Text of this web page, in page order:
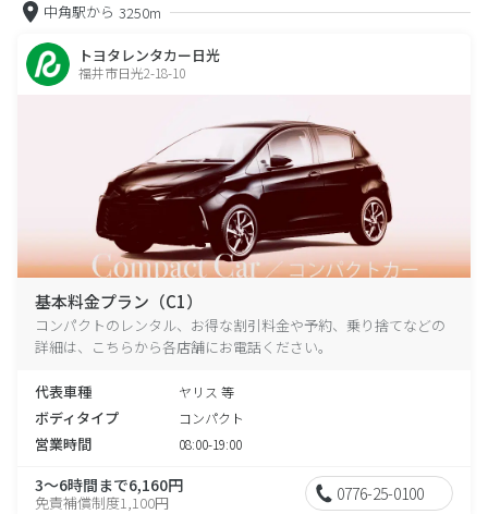
中角駅から 3250m
トヨタレンタカー日光
福井市日光2-18-10
基本料金プラン（C1）
コンパクトのレンタル、お得な割引料金や予約、乗り捨てなどの
詳細は、こちらから各店舗にお電話ください。
代表車種 ヤリス 等
ボディタイプ コンパクト
営業時間 08:00-19:00
3～6時間まで6,160円
免責補償制度1,100円 0776-25-0100